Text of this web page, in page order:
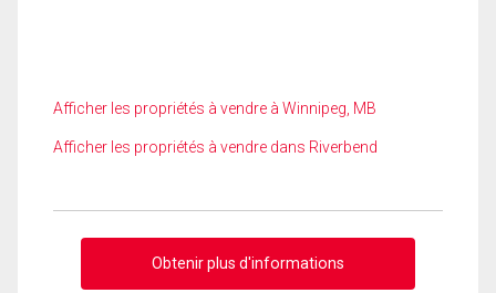
Afficher les propriétés à vendre à Winnipeg, MB
Afficher les propriétés à vendre dans Riverbend
Obtenir plus d'informations